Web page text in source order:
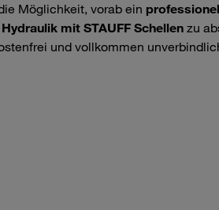
Möglichkeit, vorab ein
mit STAUFF Schellen zu
und vollkommen